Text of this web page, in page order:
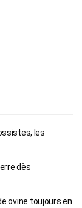
les
dès
ovine toujours en